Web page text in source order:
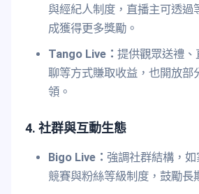
與經紀人制度，直播主可透過
成獲得更多獎勵。
Tango Live： 提供觀眾送禮
聊等方式賺取收益，也開放部
領。
4. 社群與互動生態
Bigo Live： 強調社群結構，
競賽與粉絲等級制度，鼓勵長